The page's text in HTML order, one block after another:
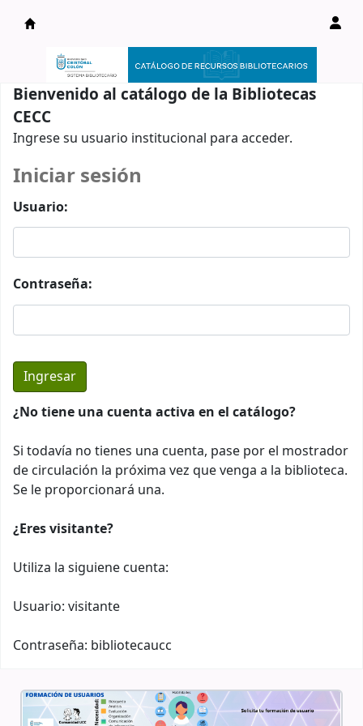
Catálogo en línea
Bienvenido al catálogo de la Bibliotecas
CECC
Ingrese su usuario institucional para acceder.
Iniciar sesión
Usuario:
Contraseña:
¿No tiene una cuenta activa en el catálogo?
Si todavía no tienes una cuenta, pase por el mostrador
de circulación la próxima vez que venga a la biblioteca.
Se le proporcionará una.
¿Eres visitante?
Utiliza la siguiene cuenta:
Usuario: visitante
Contraseña: bibliotecaucc